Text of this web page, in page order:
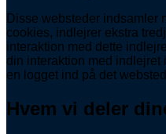
Disse websteder indsamler
cookies, indlejrer ekstra
interaktion med dette
din interaktion med indlejret
en logget ind på det
Hvem vi deler